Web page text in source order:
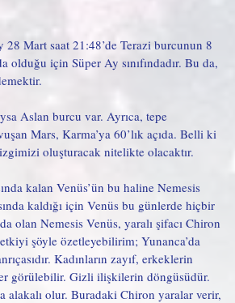
Mart saat 21:48’de Terazi burcunun 8
için Süper Ay sınıfındadır. Bu da,
Aslan burcu var. Ayrıca, tepe
Mars, Karma’ya 60’lık açıda. Belli ki
oluşturacak nitelikte olacaktır.
kalan Venüs’ün bu haline Nemesis
kaldığı için Venüs bu günlerde hiçbir
olan Nemesis Venüs, yaralı şifacı Chiron
şöyle özetleyebilirim; Yunanca’da
Kadınların zayıf, erkeklerin
görülebilir. Gizli ilişkilerin döngüsüdür.
alakalı olur. Buradaki Chiron yaralar verir,